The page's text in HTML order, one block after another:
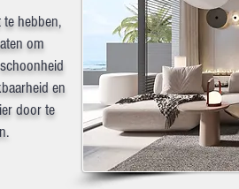
hebben,
om
en
door te